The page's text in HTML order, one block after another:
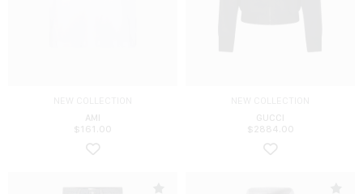
AMI
$ 161.00
GUCCI
$ 2884.00